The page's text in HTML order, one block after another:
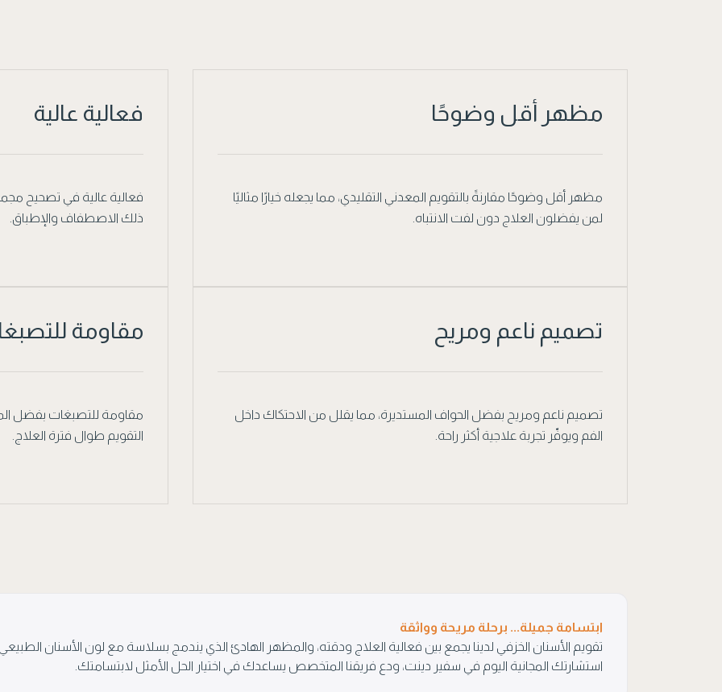
مظهر أقل وضوحًا
مظهر أقل وضوحًا مقارنةً بالتقويم المعدني التقليدي، مما يجعله خيارًا مثاليًا
لمن يفضلون العلاج دون لفت الانتباه.
فعالية عالية
فعالية عالية في تصحيح
ذلك الاصطفاف والإطباق.
تصميم ناعم ومريح
تصميم ناعم ومريح بفضل الحواف المستديرة، مما يقلل من الاحتكاك داخل
الفم ويوفّر تجربة علاجية أكثر راحة.
مقاومة
مقاومة للتصبغات بفضل
التقويم طوال فترة العلاج.
ابتسامة جميلة... برحلة مريحة وواثقة
تقويم الأسنان الخزفي لدينا يجمع بين فعالية العلاج ودقته، والمظهر الهادئ الذي يندمج بسلاسة مع لون الأسنان الطبيعي،
استشارتك المجانية اليوم في سفير دينت، ودع فريقنا المتخصص يساعدك في اختيار الحل الأمثل لابتسامتك.